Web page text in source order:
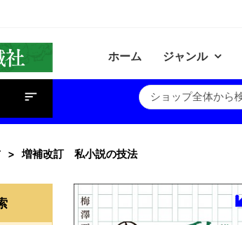
ホーム ジャンル
増補改訂 私小説の技法